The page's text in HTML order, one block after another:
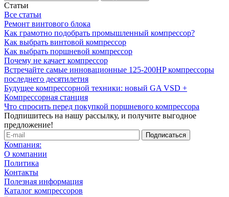
Статьи
Все статьи
Ремонт винтового блока
Как грамотно подобрать промышленный компрессор?
Как выбрать винтовой компрессор
Как выбрать поршневой компрессор
Почему не качает компрессор
Встречайте самые инновационные 125-200HP компрессоры
последнего десятилетия
Будущее компрессорной техники: новый GA VSD +
Компрессорная станция
Что спросить перед покупкой поршневого компрессора
Подпишитесь на нашу рассылку, и получите выгодное
предложение!
Компания:
О компании
Политика
Контакты
Полезная информация
Каталог компрессоров